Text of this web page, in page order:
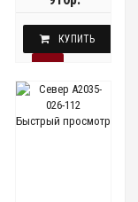
КУПИТЬ
Быстрый просмотр